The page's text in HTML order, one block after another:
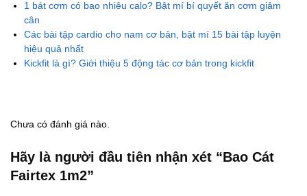
1 bát cơm có bao nhiêu calo? Bật mí bí quyết ăn cơm giảm
cân
Các bài tập cardio cho nam cơ bản, bật mí 15 bài tập luyện
hiệu quả nhất
Kickfit là gì? Giới thiệu 5 động tác cơ bản trong kickfit
Chưa có đánh giá nào.
Hãy là người đầu tiên nhận xét “Bao Cát
Fairtex 1m2”